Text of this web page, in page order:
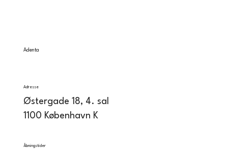
Adenta
Adresse
Østergade 18, 4. sal
1100 København K
Åbningstider